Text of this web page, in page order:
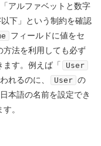
アルファベットと数字
下」という制約を確認
フィールドに値をセ
方法を利用しても必ず
ます。例えば「
User
れるのに、 User の
本語の名前を設定でき
。